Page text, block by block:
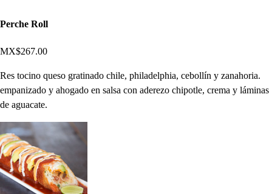
Perche Roll
MX$267.00
Res tocino queso gratinado chile, philadelphia, cebollín y zanahoria.
empanizado y ahogado en salsa con aderezo chipotle, crema y láminas
de aguacate.